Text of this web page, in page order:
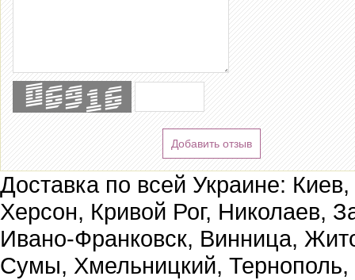
Добавить отзыв
Доставка по всей Украине:
Херсон, Кривой Рог, Николаев,
Ивано-Франковск, Винница,
Сумы, Хмельницкий, Тернополь,